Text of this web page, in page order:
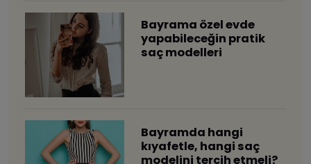
Bayrama özel evde
yapabileceğin pratik
saç modelleri
Bayramda hangi
kıyafetle, hangi saç
modelini tercih etmeli?